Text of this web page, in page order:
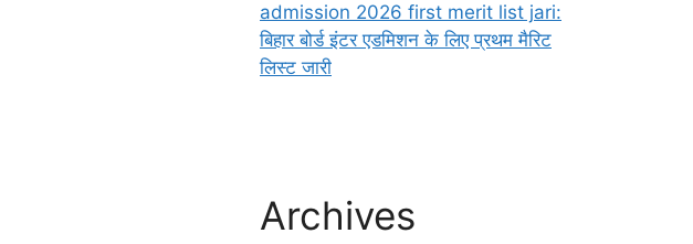
admission 2026 first merit list jari:
बिहार बोर्ड इंटर एडमिशन के लिए प्रथम मैरिट
लिस्ट जारी
Archives